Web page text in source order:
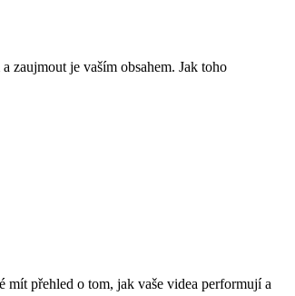
zaujmout je vaším obsahem. Jak toho
přehled o tom, jak vaše videa performují a